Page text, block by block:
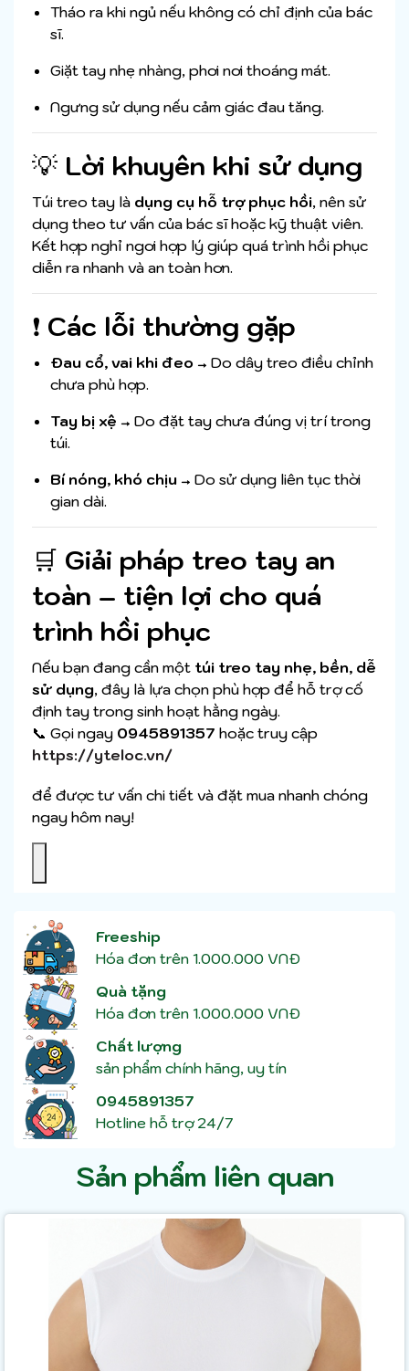
Tháo ra khi ngủ nếu không có chỉ định của bác
sĩ.
Giặt tay nhẹ nhàng, phơi nơi thoáng mát.
Ngưng sử dụng nếu cảm giác đau tăng.
💡 Lời khuyên khi sử dụng
Túi treo tay là dụng cụ hỗ trợ phục hồi, nên sử
dụng theo tư vấn của bác sĩ hoặc kỹ thuật viên.
Kết hợp nghỉ ngơi hợp lý giúp quá trình hồi phục
diễn ra nhanh và an toàn hơn.
❗ Các lỗi thường gặp
Đau cổ, vai khi đeo → Do dây treo điều chỉnh
chưa phù hợp.
Tay bị xệ → Do đặt tay chưa đúng vị trí trong
túi.
Bí nóng, khó chịu → Do sử dụng liên tục thời
gian dài.
🛒 Giải pháp treo tay an
toàn – tiện lợi cho quá
trình hồi phục
Nếu bạn đang cần một túi treo tay nhẹ, bền, dễ
sử dụng, đây là lựa chọn phù hợp để hỗ trợ cố
định tay trong sinh hoạt hằng ngày.
📞 Gọi ngay 0945891357 hoặc truy cập
https://yteloc.vn/
để được tư vấn chi tiết và đặt mua nhanh chóng
ngay hôm nay!
Freeship
Hóa đơn trên 1.000.000 VNĐ
Quà tặng
Hóa đơn trên 1.000.000 VNĐ
Chất lượng
sản phẩm chính hãng, uy tín
0945891357
Hotline hỗ trợ 24/7
Sản phẩm liên quan